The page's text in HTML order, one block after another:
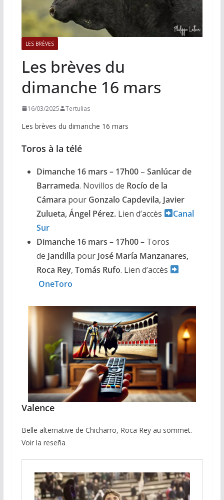
LES BRÈVES
Les brèves du
dimanche 16 mars
16/03/2025 Tertulias
Les brèves du dimanche 16 mars
Toros à la télé
Dimanche 16 mars – 17h00– Sanlúcar de
Barrameda. Novillos de Rocío de la
Cámara pourGonzalo Capdevila, Javier
Zulueta, Ángel Pérez.Lien d’accès
Canal
Sur
Dimanche 16 mars – 17h00 –Toros
de Jandilla pour José María Manzanares,
Roca Rey, Tomás Rufo. Lien d’accès
OneToro
Valence
Belle alternative de Chicharro, Roca Rey au sommet.
Voir la reseña